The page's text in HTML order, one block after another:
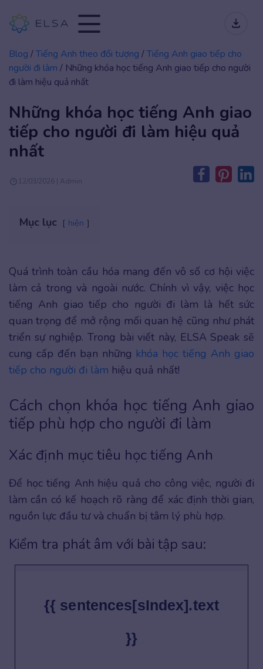
Blog /Tiếng Anh theo đối tượng /Tiếng Anh giao tiếp cho
người đi làm / Những khóa học tiếng Anh giao tiếp cho người
đi làm hiệu quả nhất
Những khóa học tiếng Anh giao
tiếp cho người đi làm hiệu quả
nhất
12/03/2026 | Admin
Mục lục hiện
Quá trình toàn cầu hóa mang đến vô số cơ hội việc
làm cả trong và ngoài nước. Chính vì vậy, việc học
tiếng Anh giao tiếp cho người đi làm là hết sức
quan trọng để mở rộng mối quan hệ cũng như phát
triển sự nghiệp. Trong bài viết này, ELSA Speak sẽ
cung cấp đến bạn những khóa học tiếng Anh giao
tiếp cho người đi làm hiệu quả nhất!
Cách chọn khóa học tiếng Anh giao
tiếp phù hợp cho người đi làm
Xác định mục tiêu học tiếng Anh
Để học tiếng Anh hiệu quả cho công việc, người đi
làm cần có kế hoạch rõ ràng để xác định thời gian,
nguồn lực đầu tư và chuẩn bị tâm lý phù hợp.
Kiểm tra phát âm với bài tập sau:
{{ sentences[sIndex].text
}}